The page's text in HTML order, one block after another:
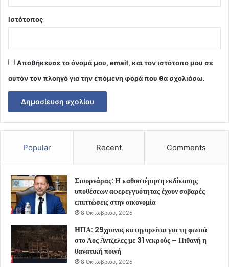
Ιστότοπος
Αποθήκευσε το όνομά μου, email, και τον ιστότοπο μου σε
αυτόν τον πλοηγό για την επόμενη φορά που θα σχολιάσω.
Popular Recent Comments
Στουρνάρας: Η καθυστέρηση εκδίκασης
υποθέσεων αφερεγγυότητας έχουν σοβαρές
επιπτώσεις στην οικονομία
8 Οκτωβρίου, 2025
ΗΠΑ: 29χρονος κατηγορείται για τη φωτιά
στο Λος Άντζελες με 31 νεκρούς – Πιθανή η
θανατική ποινή
8 Οκτωβρίου, 2025